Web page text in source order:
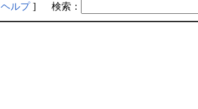
ヘルプ] 検索：